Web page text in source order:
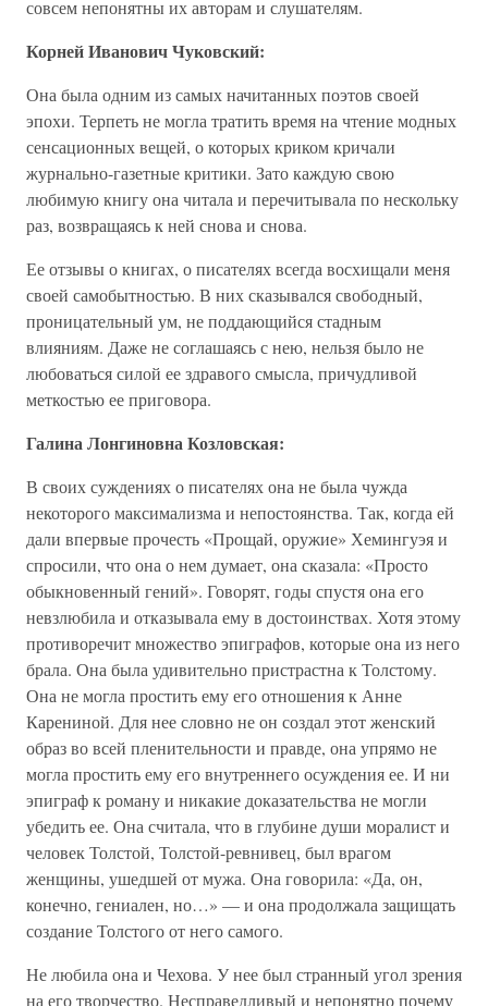
совсем непонятны их авторам и слушателям.
Корней Иванович Чуковский:
Она была одним из самых начитанных поэтов своей
эпохи. Терпеть не могла тратить время на чтение модных
сенсационных вещей, о которых криком кричали
журнально-газетные критики. Зато каждую свою
любимую книгу она читала и перечитывала по нескольку
раз, возвращаясь к ней снова и снова.
Ее отзывы о книгах, о писателях всегда восхищали меня
своей самобытностью. В них сказывался свободный,
проницательный ум, не поддающийся стадным
влияниям. Даже не соглашаясь с нею, нельзя было не
любоваться силой ее здравого смысла, причудливой
меткостью ее приговора.
Галина Лонгиновна Козловская:
В своих суждениях о писателях она не была чужда
некоторого максимализма и непостоянства. Так, когда ей
дали впервые прочесть «Прощай, оружие» Хемингуэя и
спросили, что она о нем думает, она сказала: «Просто
обыкновенный гений». Говорят, годы спустя она его
невзлюбила и отказывала ему в достоинствах. Хотя этому
противоречит множество эпиграфов, которые она из него
брала. Она была удивительно пристрастна к Толстому.
Она не могла простить ему его отношения к Анне
Карениной. Для нее словно не он создал этот женский
образ во всей пленительности и правде, она упрямо не
могла простить ему его внутреннего осуждения ее. И ни
эпиграф к роману и никакие доказательства не могли
убедить ее. Она считала, что в глубине души моралист и
человек Толстой, Толстой-ревнивец, был врагом
женщины, ушедшей от мужа. Она говорила: «Да, он,
конечно, гениален, но…» — и она продолжала защищать
создание Толстого от него самого.
Не любила она и Чехова. У нее был странный угол зрения
на его творчество. Несправедливый и непонятно почему